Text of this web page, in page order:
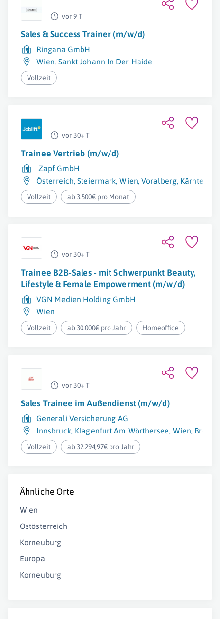
vor 9 T
Sales & Success Trainer (m/w/d)
Ringana GmbH
Wien, Sankt Johann In Der Haide
Vollzeit
vor 30+ T
Trainee Vertrieb (m/w/d)
Zapf GmbH
Österreich,Steiermark,Wien,Voralberg, Kärnten
Vollzeit ab 3.500€ pro Monat
vor 30+ T
Trainee B2B-Sales - mit Schwerpunkt Beauty,
Lifestyle & Female Empowerment (m/w/d)
VGN Medien Holding GmbH
Wien
Vollzeit ab 30.000€ pro Jahr Homeoffice
vor 30+ T
Sales Trainee im Außendienst (m/w/d)
Generali Versicherung AG
Innsbruck, Klagenfurt Am Wörthersee, Wien,
Vollzeit ab 32.294,97€ pro Jahr
Ähnliche Orte
Wien
Ostösterreich
Korneuburg
Europa
Korneuburg